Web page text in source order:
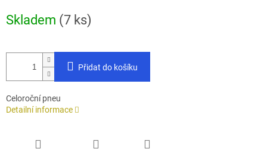
cena:
Skladem (7 ks)
Přidat do košíku
Celoroční pneu
Detailní informace